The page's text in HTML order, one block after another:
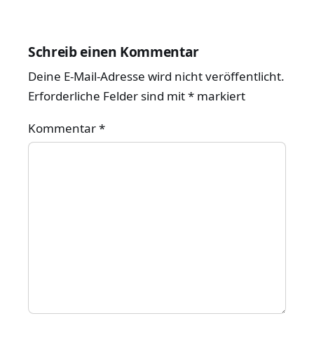
Schreib einen Kommentar
Deine E-Mail-Adresse wird nicht veröffentlicht.
Erforderliche Felder sind mit* markiert
Kommentar*